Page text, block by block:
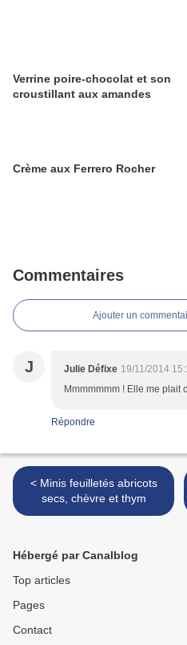
Verrine poire-chocolat et son
croustillant aux amandes
Crème aux Ferrero Rocher
Commentaires
Ajouter un
J Julie Défixe 19/11/2014
Mmmmmmm ! Elle me plait
Répondre
< Minis feuilletés abricots
secs, chèvre et thym
Hébergé par Canalblog
Top articles
Pages
Contact